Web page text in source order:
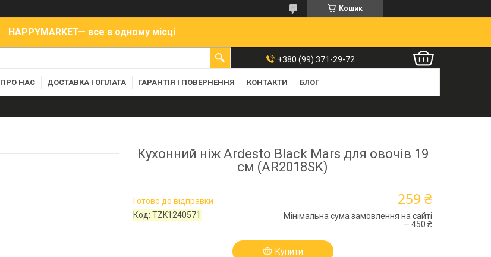
Кошик
HAPPYMARKET— все в одному місці
+380 (99) 371-29-72
ПРО НАС ДОСТАВКА І ОПЛАТА ГАРАНТІЯ І ПОВЕРНЕННЯ КОНТАКТИ БЛОГ
Кухонний ніж Ardesto Black Mars для овочів 19
см (AR2018SK)
Готово до відправки
Код:TZK1240571
259 ₴
Мінімальна сума замовлення на сайті
— 450 ₴
Купити